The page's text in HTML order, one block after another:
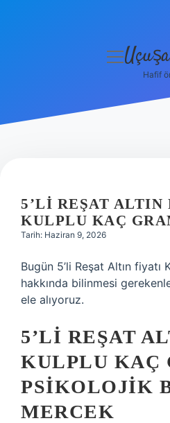
Hakkımızda
menüyü
Hafif
5’LI REŞAT ALTIN
KULPLU KAÇ
Tarih: Haziran 9, 2026
Bugün 5’li Reşat Altın fiyatı
hakkında bilinmesi
ele alıyoruz.
5’LI REŞAT
KULPLU KAÇ
PSIKOLOJIK
MERCEK